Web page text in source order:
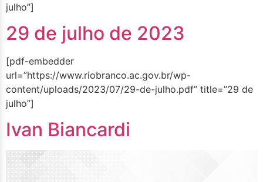
julho”]
29 de julho de 2023
[pdf-embedder
url=”https://www.riobranco.ac.gov.br/wp-
content/uploads/2023/07/29-de-julho.pdf” title=”29 de
julho”]
Ivan Biancardi